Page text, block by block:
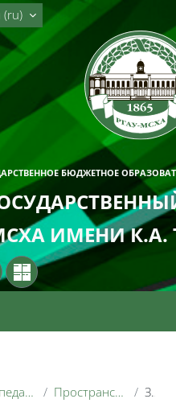
БЮДЖЕТНОЕ
ИМЕНИ К.А.
‎(ru)‎
Кафедра педагогики и психологии профессионального образования Пространство для создания курсов студентами (тестовое) З-И222 2020